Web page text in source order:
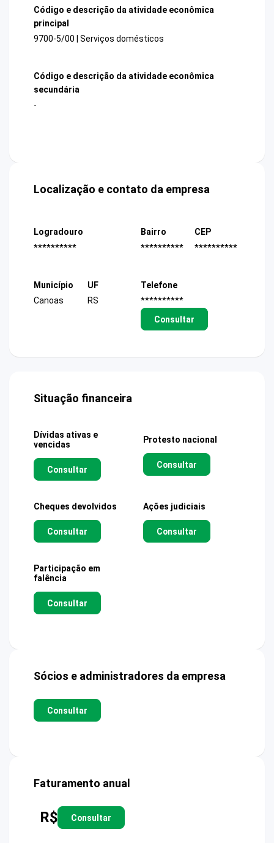
Código e descrição da atividade econômica
principal
9700-5/00 | Serviços domésticos
Código e descrição da atividade econômica
secundária
-
Localização e contato da empresa
Logradouro
**********
Bairro
**********
CEP
**********
Município
Canoas
UF
RS
Telefone
**********
Consultar
Situação financeira
Dívidas ativas e
vencidas
Consultar
Protesto nacional
Consultar
Cheques devolvidos
Consultar
Ações judiciais
Consultar
Participação em
falência
Consultar
Sócios e administradores da empresa
Consultar
Faturamento anual
R$ Consultar